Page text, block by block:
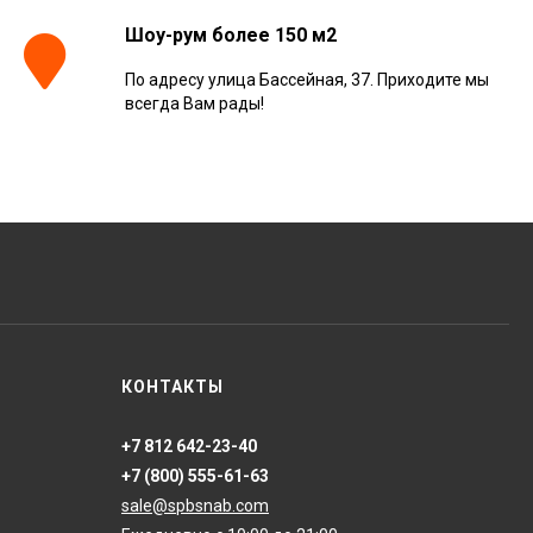
Керамогранит
Шоу-рум более 150 м2
По адресу улица Бассейная, 37. Приходите мы
всегда Вам рады!
КОНТАКТЫ
+7 812 642-23-40
+7 (800) 555-61-63
sale@spbsnab.com